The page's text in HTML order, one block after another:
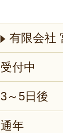
有限会社
受付中
3～5日後
通年